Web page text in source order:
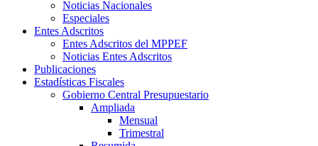
Noticias Nacionales
Especiales
Entes Adscritos
Entes Adscritos del MPPEF
Noticias Entes Adscritos
Publicaciones
Estadísticas Fiscales
Gobierno Central Presupuestario
Ampliada
Mensual
Trimestral